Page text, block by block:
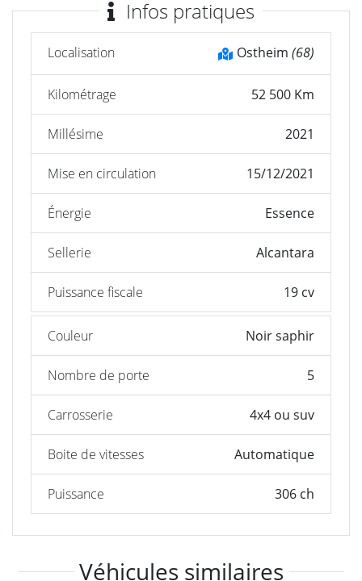
Infos pratiques
Localisation Ostheim (68)
Kilométrage 52 500 Km
Millésime 2021
Mise en circulation 15/12/2021
Énergie Essence
Sellerie Alcantara
Puissance fiscale 19 cv
Couleur Noir saphir
Nombre de porte 5
Carrosserie 4x4 ou suv
Boite de vitesses Automatique
Puissance 306 ch
Véhicules similaires